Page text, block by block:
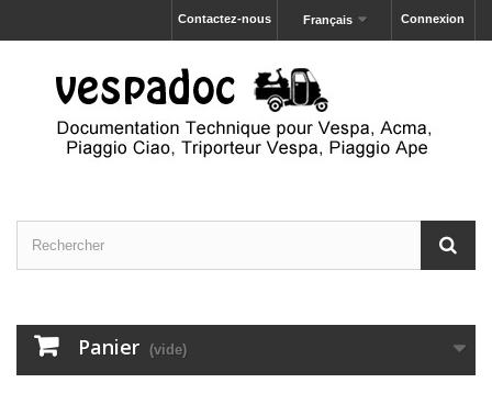
Connexion
Français
Contactez-nous
Panier (vide)